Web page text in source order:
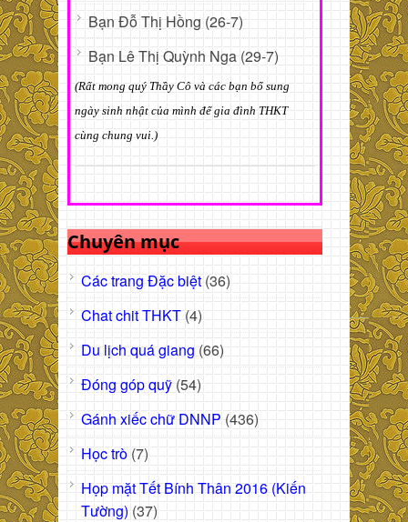
Bạn Đỗ Thị Hồng (26-7)
Bạn Lê Thị Quỳnh Nga (29-7)
(Rất mong quý Thầy Cô và các bạn bổ sung
ngày sinh nhật của mình để gia đình THKT
cùng chung vui.)
Chuyên mục
Các trang Đặc biệt (36)
Chat chit THKT (4)
Du lịch quá giang (66)
Đóng góp quỹ (54)
Gánh xiếc chữ DNNP (436)
Học trò (7)
Họp mặt Tết Bính Thân 2016 (Kiến
Tường) (37)